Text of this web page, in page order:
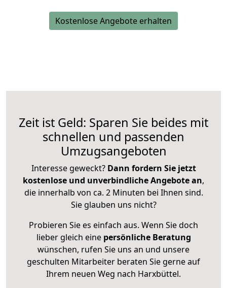
Kostenlose Angebote erhalten
Zeit ist Geld: Sparen Sie beides mit
schnellen und passenden
Umzugsangeboten
Interesse geweckt? Dann fordern Sie jetzt
kostenlose und unverbindliche Angebote an,
die innerhalb von ca. 2 Minuten bei Ihnen sind.
Sie glauben uns nicht?
Probieren Sie es einfach aus. Wenn Sie doch
lieber gleich eine persönliche Beratung
wünschen, rufen Sie uns an und unsere
geschulten Mitarbeiter beraten Sie gerne auf
Ihrem neuen Weg nach Harxbüttel.